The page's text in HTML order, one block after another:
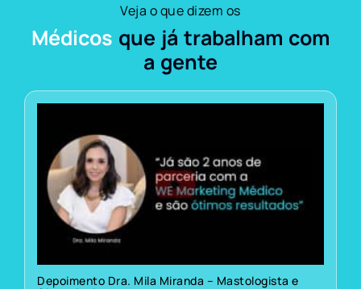
Veja o que dizem os
Médicos que já trabalham com
a gente
Depoimento Dra. Mila Miranda – Mastologista e